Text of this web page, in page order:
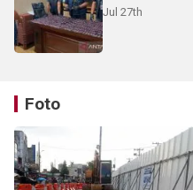
Jul 27th
Foto